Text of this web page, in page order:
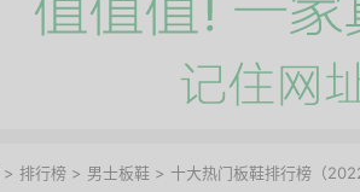
> 排行榜 > 男士板鞋 > 十大热门板鞋排行榜（